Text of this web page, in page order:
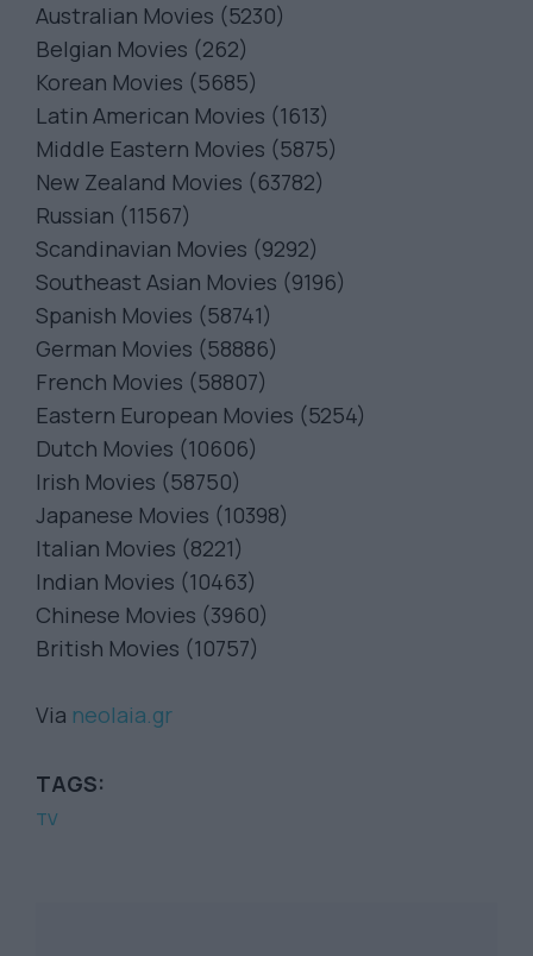
Australian Movies (5230)
Belgian Movies (262)
Korean Movies (5685)
Latin American Movies (1613)
Middle Eastern Movies (5875)
New Zealand Movies (63782)
Russian (11567)
Scandinavian Movies (9292)
Southeast Asian Movies (9196)
Spanish Movies (58741)
German Movies (58886)
French Movies (58807)
Eastern European Movies (5254)
Dutch Movies (10606)
Irish Movies (58750)
Japanese Movies (10398)
Italian Movies (8221)
Indian Movies (10463)
Chinese Movies (3960)
British Movies (10757)
Via neolaia.gr
TAGS:
TV